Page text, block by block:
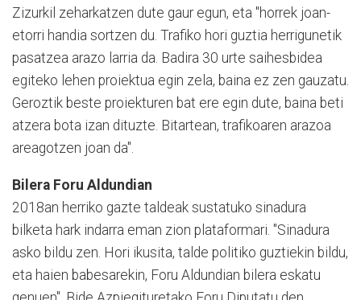
Zizurkil zeharkatzen dute gaur egun, eta "horrek joan-
etorri handia sortzen du. Trafiko hori guztia herrigunetik
pasatzea arazo larria da. Badira 30 urte saihesbidea
egiteko lehen proiektua egin zela, baina ez zen gauzatu.
Geroztik beste proiekturen bat ere egin dute, baina beti
atzera bota izan dituzte. Bitartean, trafikoaren arazoa
areagotzen joan da".
Bilera Foru Aldundian
2018an herriko gazte taldeak sustatuko sinadura
bilketa hark indarra eman zion plataformari. "Sinadura
asko bildu zen. Hori ikusita, talde politiko guztiekin bildu,
eta haien babesarekin, Foru Aldundian bilera eskatu